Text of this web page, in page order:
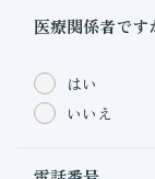
医療関係者です
はい
いいえ